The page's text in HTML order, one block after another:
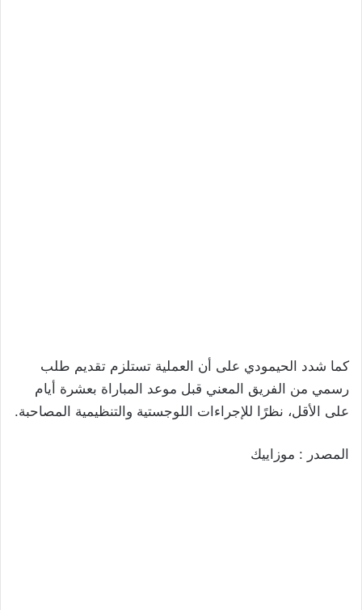
كما شدد الحيمودي على أن العملية تستلزم تقديم طلب
رسمي من الفريق المعني قبل موعد المباراة بعشرة أيام
على الأقل، نظرًا للإجراءات اللوجستية والتنظيمية المصاحبة.
المصدر : موزاييك